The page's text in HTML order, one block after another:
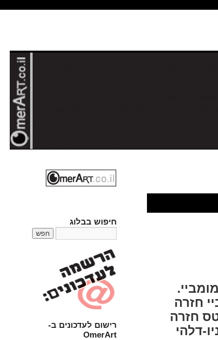
חזרה
טס חזרה
דלהי
חיפוש בבלוג
רישום לעדכונים ב-
OmerArt